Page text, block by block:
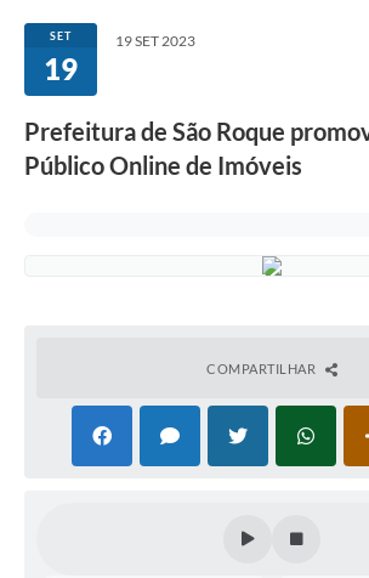
Atribuições
Transparência
Arvorômetro
Audiência Pública
SET
19
19 SET 2023
Prefeitura de São Roque
Público Online de Imóveis
COMPARTILHAR